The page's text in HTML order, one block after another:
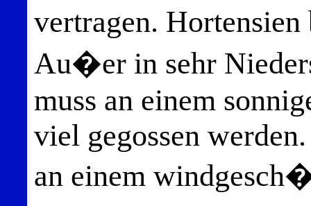
vertragen.
Au�er in sehr
muss an einem
viel gegossen
an einem